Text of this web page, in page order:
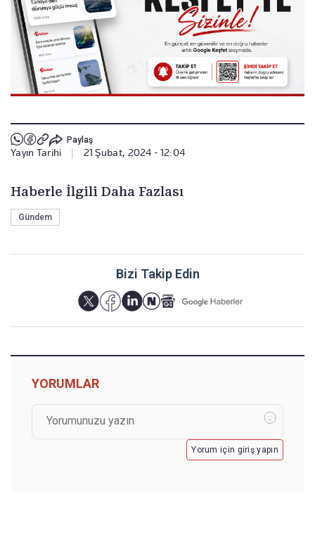
Paylaş
Yayın Tarihi 21 Şubat, 2024 - 12:04
Haberle İlgili Daha Fazlası
Gündem
Bizi Takip Edin
YORUMLAR
Yorum için giriş yapın